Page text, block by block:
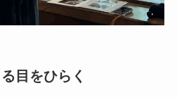
目をひらく